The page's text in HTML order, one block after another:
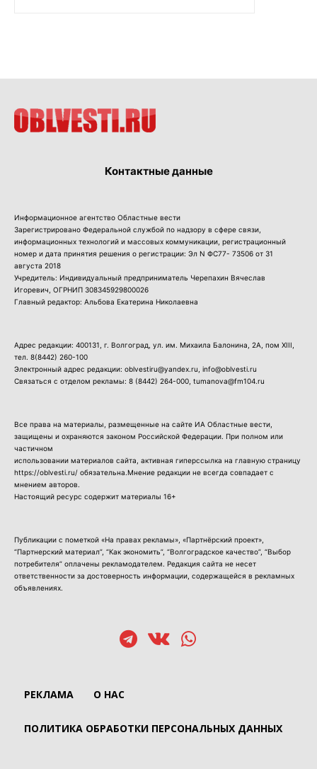
Контактные данные
Информационное агентство Областные вести
Зарегистрировано Федеральной службой по надзору в сфере связи,
информационных технологий и массовых коммуникации, регистрационный
номер и дата принятия решения о регистрации: Эл N ФС77- 73506 от 31
августа 2018
Учредитель: Индивидуальный предприниматель Черепахин Вячеслав
Игоревич, ОГРНИП 308345929800026
Главный редактор: Альбова Екатерина Николаевна
Адрес редакции: 400131, г. Волгоград, ул. им. Михаила Балонина, 2А, пом XIII,
тел. 8(8442) 260-100
Электронный адрес редакции: oblvestiru@yandex.ru, info@oblvesti.ru
Связаться с отделом рекламы: 8 (8442) 264-000 , tumanova@fm104.ru
Все права на материалы, размещенные на сайте ИА Областные вести,
защищены и охраняются законом Российской Федерации. При полном или
частичном
использовании материалов сайта, активная гиперссылка на главную страницу
https://oblvesti.ru/ обязательна.Мнение редакции не всегда совпадает с
мнением авторов.
Настоящий ресурс содержит материалы 16+
Публикации с пометкой «На правах рекламы», «Партнёрский проект»,
“Партнерский материал”, “Как экономить”, “Волгоградское качество”, “Выбор
потребителя” оплачены рекламодателем. Редакция сайта не несет
ответственности за достоверность информации, содержащейся в рекламных
объявлениях.
РЕКЛАМА О НАС
ПОЛИТИКА ОБРАБОТКИ ПЕРСОНАЛЬНЫХ ДАННЫХ